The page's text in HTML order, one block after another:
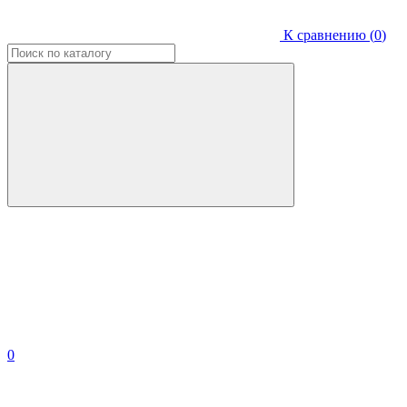
К сравнению (0)
0